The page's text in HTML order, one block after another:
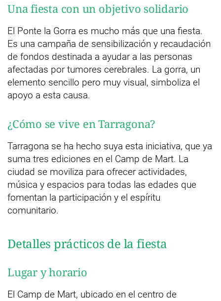
Una fiesta con un objetivo solidario
El Ponte la Gorra es mucho más que una fiesta.
Es una campaña de sensibilización y recaudación
de fondos destinada a ayudar a las personas
afectadas por tumores cerebrales. La gorra, un
elemento sencillo pero muy visual, simboliza el
apoyo a esta causa.
¿Cómo se vive en Tarragona?
Tarragona se ha hecho suya esta iniciativa, que ya
suma tres ediciones en el Camp de Mart. La
ciudad se moviliza para ofrecer actividades,
música y espacios para todas las edades que
fomentan la participación y el espíritu
comunitario.
Detalles prácticos de la fiesta
Lugar y horario
El Camp de Mart, ubicado en el centro de